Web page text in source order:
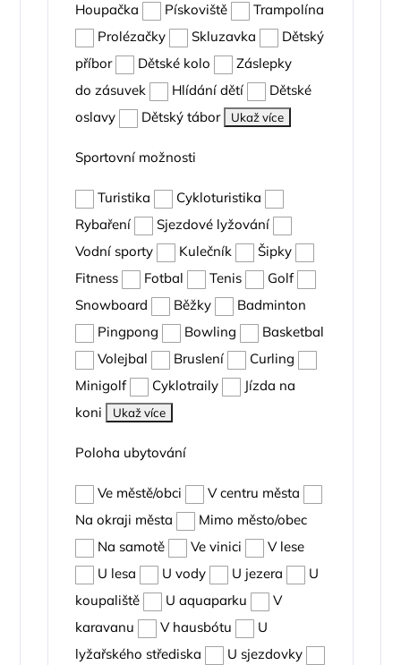
Houpačka
Pískoviště
Trampolína
Prolézačky
Skluzavka
Dětský
příbor
Dětské kolo
Záslepky
do zásuvek
Hlídání dětí
Dětské
oslavy
Dětský tábor Ukaž více
Sportovní možnosti
Turistika
Cykloturistika
Rybaření
Sjezdové lyžování
Vodní sporty
Kulečník
Šipky
Fitness
Fotbal Tenis
Golf
Snowboard
Běžky
Badminton
Pingpong
Bowling
Basketbal
Volejbal
Bruslení
Curling
Minigolf
Cyklotraily
Jízda na
koni
Ukaž více
Poloha ubytování
Ve městě/obci
V centru města
Na okraji města
Mimo město/obec
Na samotě
Ve vinici
V lese
U lesa
U vody U jezera
U
koupaliště
U aquaparku
V
karavanu
V hausbótu
U
lyžařského střediska
U sjezdovky